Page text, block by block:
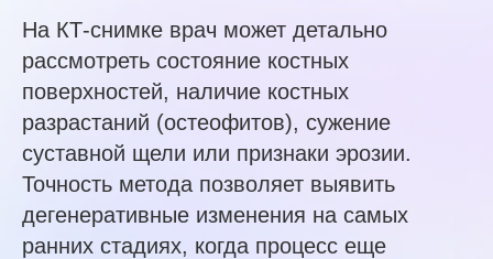
На КТ-снимке врач может детально
рассмотреть состояние костных
поверхностей, наличие костных
разрастаний (остеофитов), сужение
суставной щели или признаки эрозии.
Точность метода позволяет выявить
дегенеративные изменения на самых
ранних стадиях, когда процесс еще